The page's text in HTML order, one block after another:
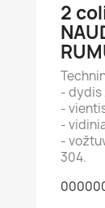
2
- dydis
-
-
-
304.